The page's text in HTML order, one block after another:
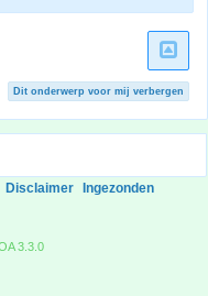
Dit onderwerp voor mij verbergen
Disclaimer Ingezonden
3.3.0